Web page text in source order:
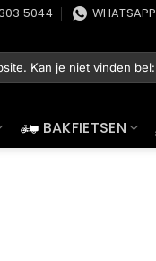
5044 WHATSAPP
BAKFIETSEN